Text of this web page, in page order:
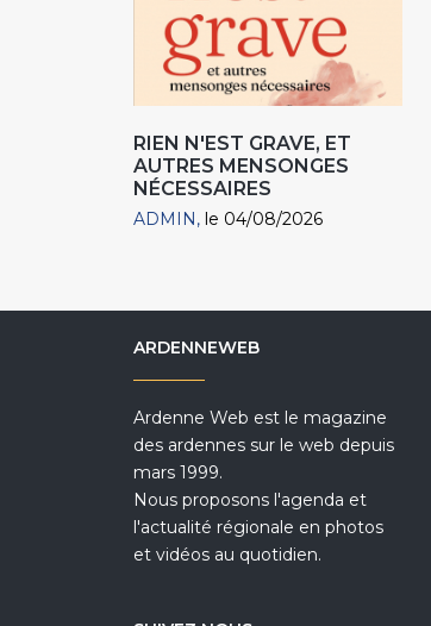
RIEN N'EST GRAVE, ET
AUTRES MENSONGES
NÉCESSAIRES
ADMIN le 04/08/2026
ARDENNEWEB
Ardenne Web est le magazine
des ardennes sur le web depuis
mars 1999.
Nous proposons l'agenda et
l'actualité régionale en photos
et vidéos au quotidien.